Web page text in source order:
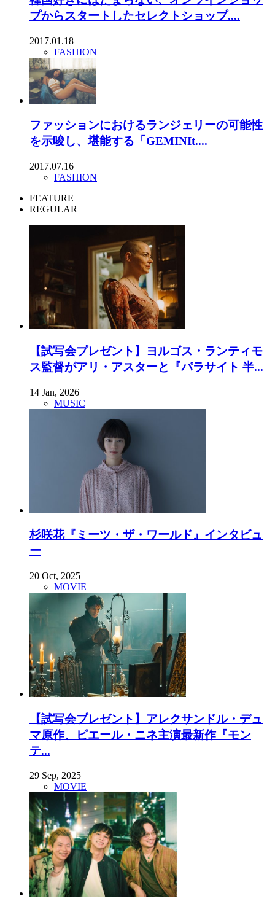
プからスタートしたセレクトショップ....
2017.01.18
FASHION
ファッションにおけるランジェリーの可能性
を示唆し、堪能する「GEMINIt....
2017.07.16
FASHION
FEATURE
REGULAR
【試写会プレゼント】ヨルゴス・ランティモ
ス監督がアリ・アスターと『パラサイト 半...
14 Jan, 2026
MUSIC
杉咲花『ミーツ・ザ・ワールド』インタビュ
ー
20 Oct, 2025
MOVIE
【試写会プレゼント】アレクサンドル・デュ
マ原作、ピエール・ニネ主演最新作『モン
テ...
29 Sep, 2025
MOVIE